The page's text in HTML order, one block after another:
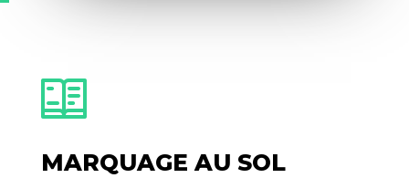
MARQUAGE AU SOL